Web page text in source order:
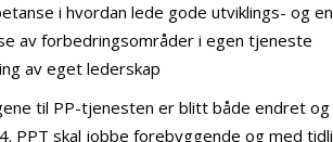
i hvordan lede gode utviklings- og
av forbedringsområder i egen tjeneste
av eget lederskap
til PP-tjenesten er blitt både endret
PPT skal jobbe forebyggende og med